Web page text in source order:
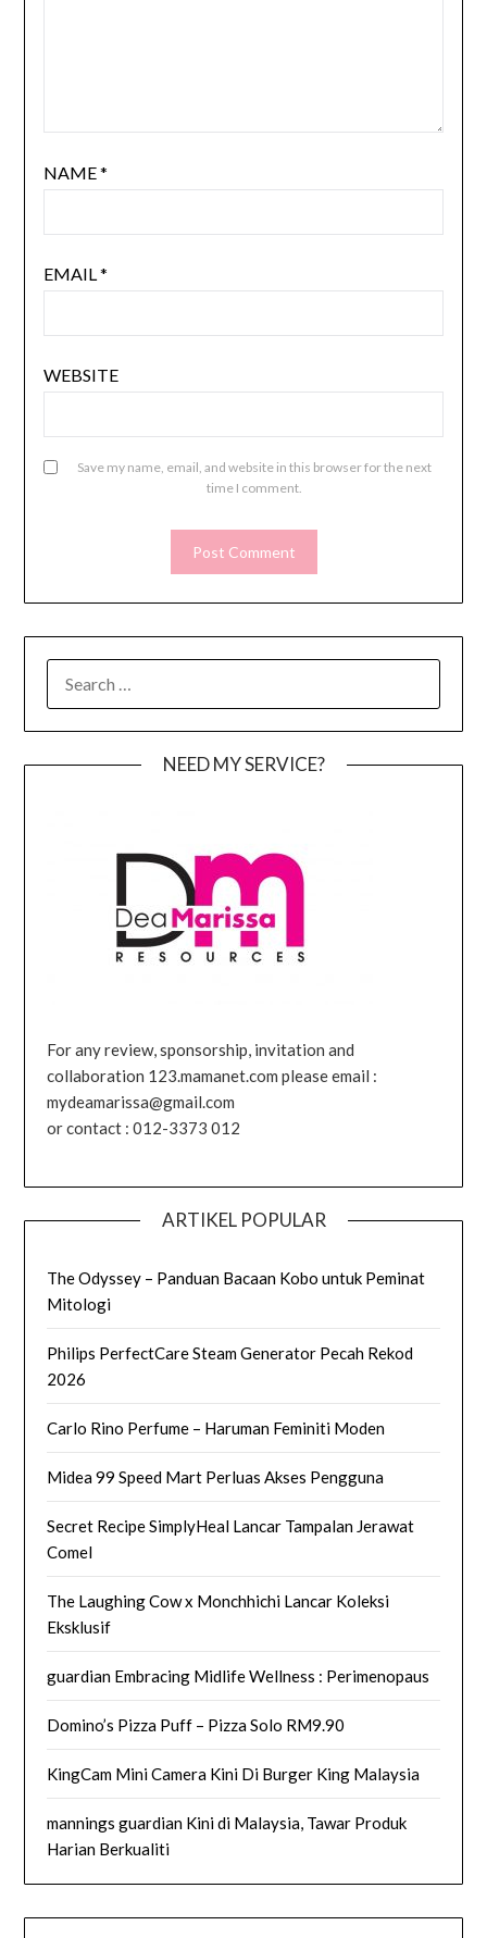
NAME*
EMAIL*
WEBSITE
Save my name, email, and website in this browser for the next
time I comment.
FOR:
NEED MY SERVICE?
For any review, sponsorship, invitation and
collaboration 123.mamanet.com please email :
mydeamarissa@gmail.com
or contact : 012-3373 012
ARTIKEL POPULAR
The Odyssey – Panduan Bacaan Kobo untuk Peminat
Mitologi
Philips PerfectCare Steam Generator Pecah Rekod
2026
Carlo Rino Perfume – Haruman Feminiti Moden
Midea 99 Speed Mart Perluas Akses Pengguna
Secret Recipe SimplyHeal Lancar Tampalan Jerawat
Comel
The Laughing Cow x Monchhichi Lancar Koleksi
Eksklusif
guardian Embracing Midlife Wellness : Perimenopaus
Domino’s Pizza Puff – Pizza Solo RM9.90
KingCam Mini Camera Kini Di Burger King Malaysia
mannings guardian Kini di Malaysia, Tawar Produk
Harian Berkualiti